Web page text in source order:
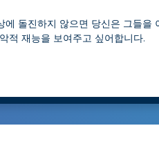
돌진하지 않으면 당신은 그들을
적 재능을 보여주고 싶어합니다.